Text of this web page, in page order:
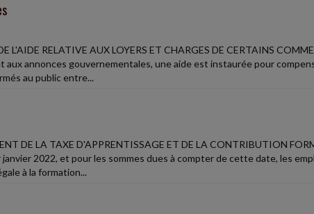
L'AIDE RELATIVE AUX LOYERS ET CHARGES DE CERTAINS
aux annonces gouvernementales, une aide est instaurée pour
au public entre...
DE LA TAXE D'APPRENTISSAGE ET DE LA CONTRIBUTION
2022, et pour les sommes dues à compter de cette date, les
à la formation...